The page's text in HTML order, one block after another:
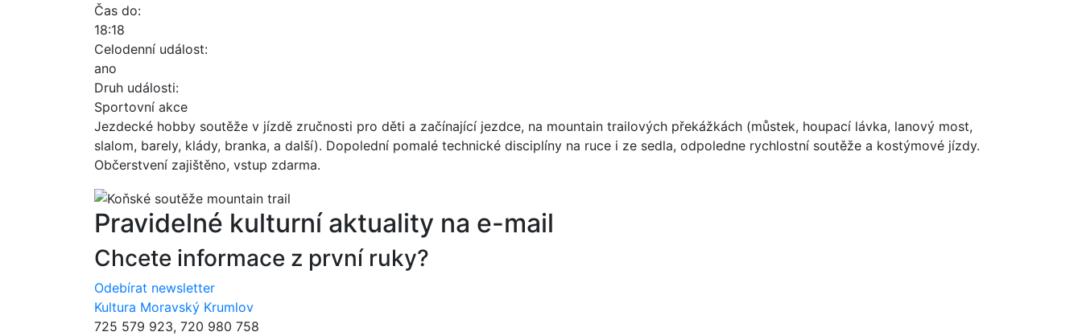
Čas do:
18:18
Celodenní událost:
ano
Druh události:
Sportovní akce
Jezdecké hobby soutěže v jízdě zručnosti pro děti a začínající jezdce, na mountain trailových překážkách (můstek, houpací lávka, lanový most,
slalom, barely, klády, branka, a další). Dopolední pomalé technické disciplíny na ruce i ze sedla, odpoledne rychlostní soutěže a kostýmové jízdy.
Občerstvení zajištěno, vstup zdarma.
Pravidelné kulturní aktuality na e-mail
Chcete informace z první ruky?
Odebírat newsletter
Kultura Moravský Krumlov
725 579 923, 720 980 758